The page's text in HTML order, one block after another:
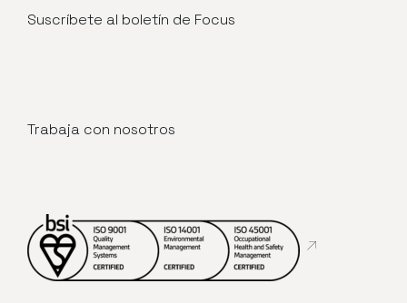
Suscríbete al boletín de Focus
Trabaja con nosotros